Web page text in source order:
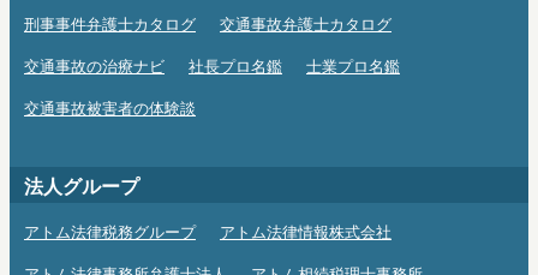
刑事事件弁護士カタログ 交通事故弁護士カタログ
交通事故の治療ナビ 社長プロ名鑑 士業プロ名鑑
交通事故被害者の体験談
法人グループ
アトム法律税務グループ アトム法律情報株式会社